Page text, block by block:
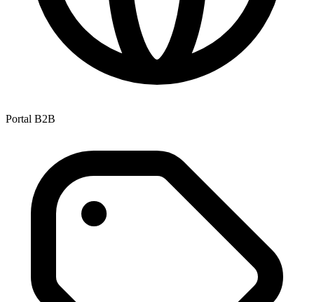
Portal B2B